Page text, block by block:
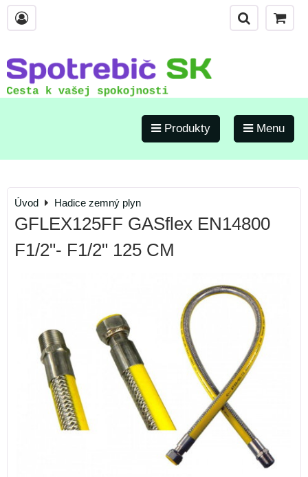
Produkty Menu
Úvod Hadice zemný plyn
GFLEX125FF GASflex EN14800
F1/2"- F1/2" 125 CM